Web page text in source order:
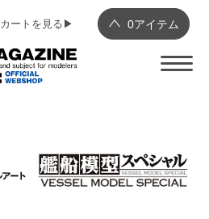
0アイテム
カートを見る▶︎